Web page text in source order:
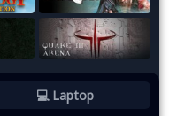
💻 Laptop